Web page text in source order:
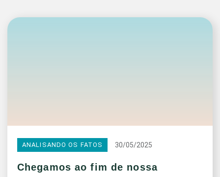
ANALISANDO OS FATOS 30/05/2025
Chegamos ao fim de nossa